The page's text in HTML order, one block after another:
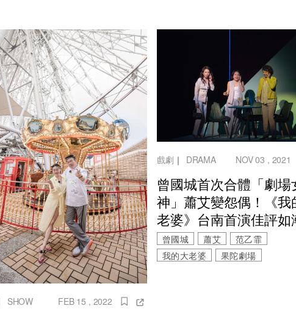
SHOW FEB 15 , 2022
戲劇 ｜ DRAMA NOV 03 , 2021
曾國城首次合體「劇場
神」蕭艾變怨偶！《我
老婆》台南首演佳評如
曾國城 蕭艾
范乙霏
我的大老婆
果陀劇場